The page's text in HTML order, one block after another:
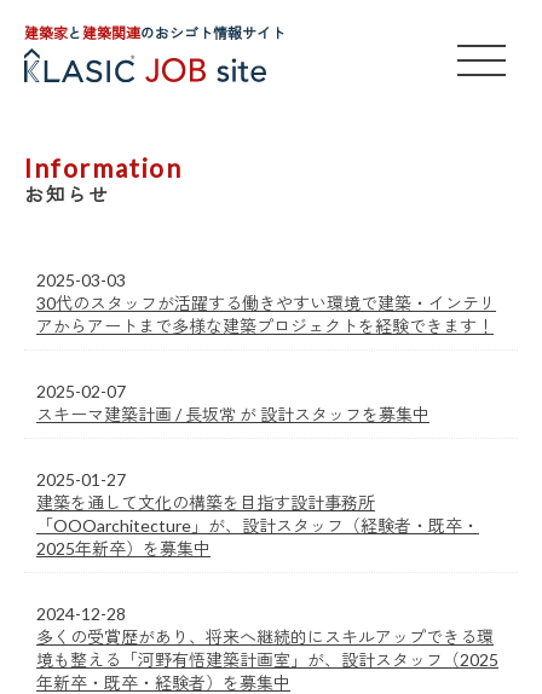
建築家と建築関連のおシゴト情報サイト
Information
お知らせ
2025-03-03
30代のスタッフが活躍する働きやすい環境で建築・インテリ
アからアートまで多様な建築プロジェクトを経験できます！
2025-02-07
スキーマ建築計画 / 長坂常 が 設計スタッフを募集中
2025-01-27
建築を通して文化の構築を目指す設計事務所
「OOOarchitecture」が、設計スタッフ（経験者・既卒・
2025年新卒）を募集中
2024-12-28
多くの受賞歴があり、将来へ継続的にスキルアップできる環
境も整える「河野有悟建築計画室」が、設計スタッフ（2025
年新卒・既卒・経験者）を募集中